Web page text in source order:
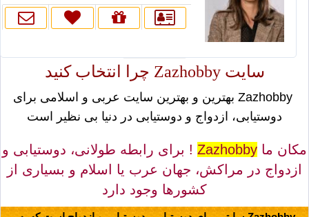
سایت Zazhobby چرا انتخاب کنید
Zazhobby بهترین و بهترین سایت عربی و اسلامی برای
دوستیابی، ازدواج و دوستیابی در دنیا بی نظیر است
مکان ما Zazhobby ! برای رابطه طولانی، دوستیابی و
ازدواج در مراکش، جهان عرب یا اسلام و بسیاری از
کشورها وجود دارد